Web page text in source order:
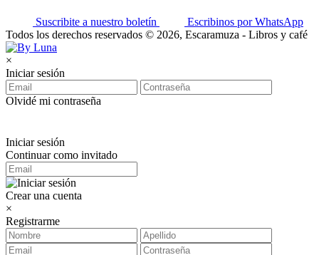
Suscribite a nuestro boletín
Escribinos por WhatsApp
Todos los derechos reservados © 2026, Escaramuza - Libros y café
×
Iniciar sesión
Olvidé mi contraseña
Iniciar sesión
Continuar como invitado
Crear una cuenta
×
Registrarme